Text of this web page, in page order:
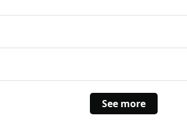
See more